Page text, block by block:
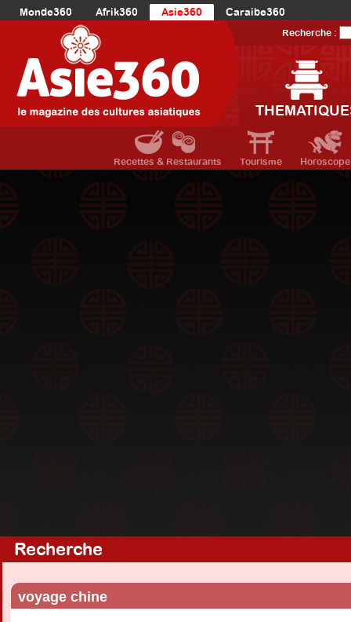
Monde360 Afrik360 Asie360
Caraibe360
Europe360
AmériqueDuNord360
Océanie360
Recherche :
Recettes & Restaurants Tourisme Horoscope
Recherche
voyage chine